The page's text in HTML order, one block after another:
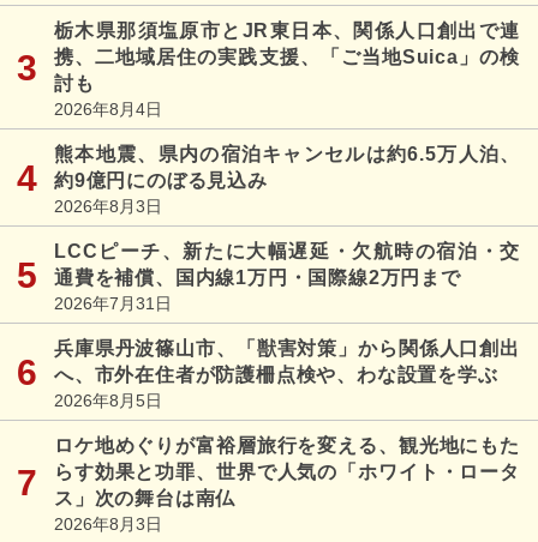
栃木県那須塩原市とJR東日本、関係人口創出で連
携、二地域居住の実践支援、「ご当地Suica」の検
討も
2026年8月4日
熊本地震、県内の宿泊キャンセルは約6.5万人泊、
約9億円にのぼる見込み
2026年8月3日
LCCピーチ、新たに大幅遅延・欠航時の宿泊・交
通費を補償、国内線1万円・国際線2万円まで
2026年7月31日
兵庫県丹波篠山市、「獣害対策」から関係人口創出
へ、市外在住者が防護柵点検や、わな設置を学ぶ
2026年8月5日
ロケ地めぐりが富裕層旅行を変える、観光地にもた
らす効果と功罪、世界で人気の「ホワイト・ロータ
ス」次の舞台は南仏
2026年8月3日